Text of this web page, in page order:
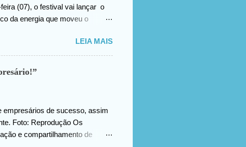
(07), o festival vai lançar o
da energia que moveu o
memórias afetivas e
com o resultado. E uma das
das intervenções
cidade que abraçou nossa
LEIA MAIS
empresários de sucesso, assim
Foto: Reprodução Os
e compartilhamento de